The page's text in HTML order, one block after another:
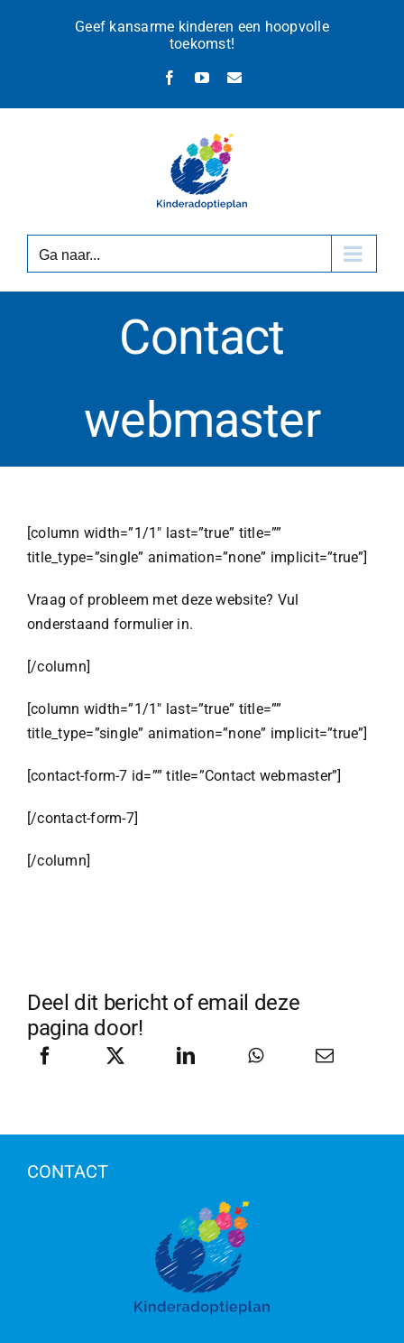
Geef kansarme kinderen een hoopvolle
toekomst!
FacebookYouTube
E-
Ga naar...
Contact
webmaster
[column width=”1/1″ last=”true” title=””
title_type=”single” animation=”none” implicit=”true”]
Vraag of probleem met deze website? Vul
onderstaand formulier in.
[/column]
[column width=”1/1″ last=”true” title=””
title_type=”single” animation=”none” implicit=”true”]
[contact-form-7 id=”” title=”Contact webmaster”]
[/contact-form-7]
[/column]
Deel dit bericht of email deze
pagina door!
CONTACT